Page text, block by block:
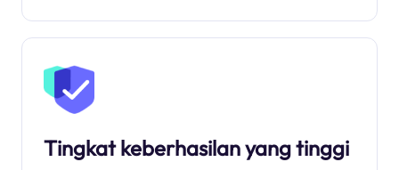
Tingkat keberhasilan yang tinggi